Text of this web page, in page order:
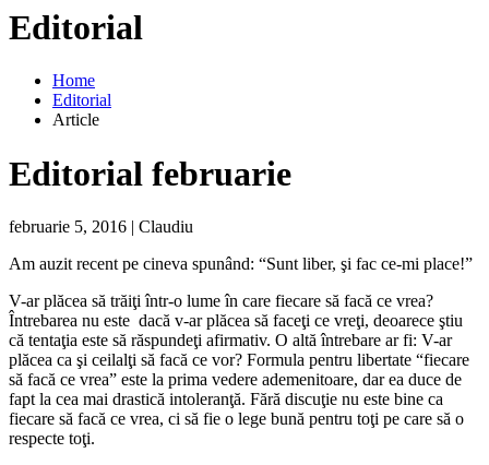
Editorial
Home
Editorial
Article
Editorial februarie
februarie 5, 2016 | Claudiu
Am auzit recent pe cineva spunând: “Sunt liber, şi fac ce-mi place!”
V-ar plăcea să trăiţi într-o lume în care fiecare să facă ce vrea?
Întrebarea nu este dacă v-ar plăcea să faceţi ce vreţi, deoarece ştiu
că tentaţia este să răspundeţi afirmativ. O altă întrebare ar fi: V-ar
plăcea ca şi ceilalţi să facă ce vor? Formula pentru libertate “fiecare
să facă ce vrea” este la prima vedere ademenitoare, dar ea duce de
fapt la cea mai drastică intoleranţă. Fără discuţie nu este bine ca
fiecare să facă ce vrea, ci să fie o lege bună pentru toţi pe care să o
respecte toţi.